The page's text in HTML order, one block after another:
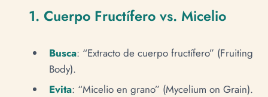
1. Cuerpo Fructífero vs. Micelio
Busca: “Extracto de cuerpo fructífero” (Fruiting
Body).
Evita: “Micelio en grano” (Mycelium on Grain).